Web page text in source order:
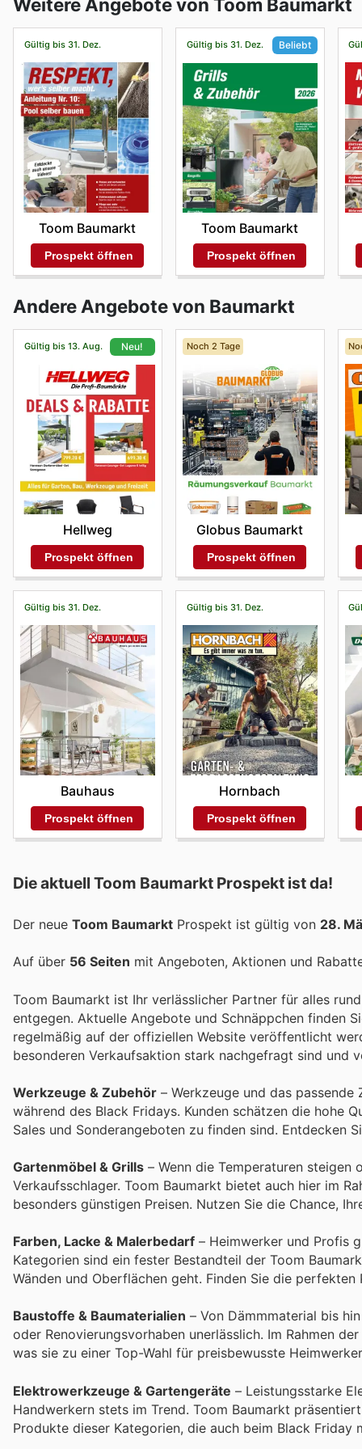
Weitere Angebote von Toom Baumarkt
Gültig bis 31. Dez.
Toom Baumarkt
Prospekt öffnen
Gültig bis 31. Dez. Beliebt
Toom Baumarkt
Prospekt öffnen
Andere Angebote von Baumarkt
Gültig bis 13. Aug. Neu!
Hellweg
Prospekt öffnen
Noch 2 Tage
Globus Baumarkt
Prospekt öffnen
Gültig bis 31. Dez.
Bauhaus
Prospekt öffnen
Gültig bis 31. Dez.
Hornbach
Prospekt öffnen
Die aktuell Toom Baumarkt Prospekt ist da!
Der neue Toom Baumarkt Prospekt ist gültig von 28.
Auf über 56 Seiten mit Angeboten, Aktionen und
Toom Baumarkt ist Ihr verlässlicher Partner für alles
entgegen. Aktuelle Angebote und Schnäppchen finden
regelmäßig auf der offiziellen Website veröffentlicht
besonderen Verkaufsaktion stark nachgefragt sind und
Werkzeuge & Zubehör – Werkzeuge und das
während des Black Fridays. Kunden schätzen die hohe
Sales und Sonderangeboten zu finden sind. Entdecken
Gartenmöbel & Grills – Wenn die Temperaturen
Verkaufsschlager. Toom Baumarkt bietet auch hier im
besonders günstigen Preisen. Nutzen Sie die Chance,
Farben, Lacke & Malerbedarf – Heimwerker und Profis
Kategorien sind ein fester Bestandteil der Toom
Wänden und Oberflächen geht. Finden Sie die
Baustoffe & Baumaterialien – Von Dämmmaterial bis
oder Renovierungsvorhaben unerlässlich. Im Rahmen
was sie zu einer Top-Wahl für preisbewusste
Elektrowerkzeuge & Gartengeräte – Leistungsstarke
Handwerkern stets im Trend. Toom Baumarkt
Produkte dieser Kategorien, die auch beim Black